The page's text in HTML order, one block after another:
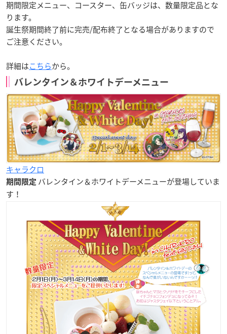
期間限定メニュー、コースター、缶バッジは、数量限定品とな
ります。
誕生祭期間終了前に完売/配布終了となる場合がありますので
ご注意ください。
詳細はこちらから。
バレンタイン＆ホワイトデーメニュー
キャラクロ
期間限定 バレンタイン＆ホワイトデーメニューが登場していま
す！